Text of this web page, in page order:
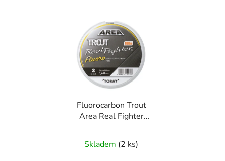
Fluorocarbon Trout
Area Real Fighter
mm
Skladem (2 ks)